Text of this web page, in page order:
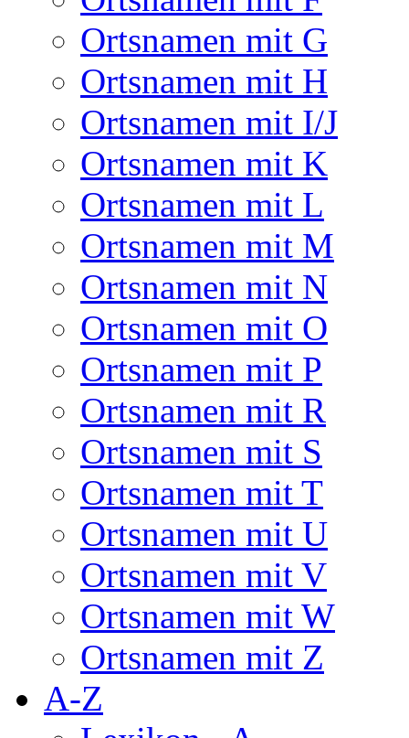
Ortsnamen mit G
Ortsnamen mit H
Ortsnamen mit I/J
Ortsnamen mit K
Ortsnamen mit L
Ortsnamen mit M
Ortsnamen mit N
Ortsnamen mit O
Ortsnamen mit P
Ortsnamen mit R
Ortsnamen mit S
Ortsnamen mit T
Ortsnamen mit U
Ortsnamen mit V
Ortsnamen mit W
Ortsnamen mit Z
A-Z